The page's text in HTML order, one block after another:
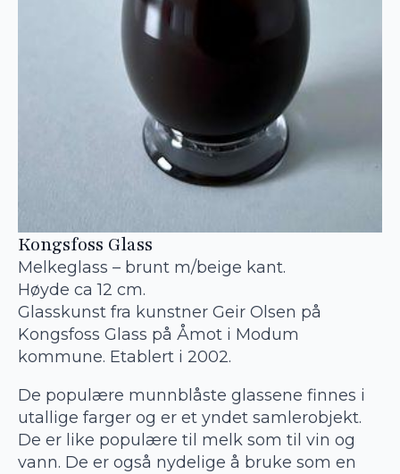
Kongsfoss Glass
Melkeglass – brunt m/beige kant.
Høyde ca 12 cm.
Glasskunst fra kunstner Geir Olsen på
Kongsfoss Glass på Åmot i Modum
kommune. Etablert i 2002.
De populære munnblåste glassene finnes i
utallige farger og er et yndet samlerobjekt.
De er like populære til melk som til vin og
vann. De er også nydelige å bruke som en